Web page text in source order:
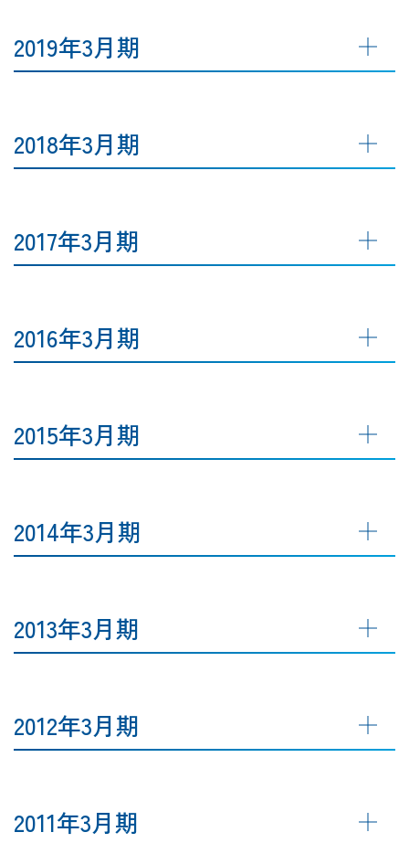
2019年3月期
2018年3月期
2017年3月期
2016年3月期
2015年3月期
2014年3月期
2013年3月期
2012年3月期
2011年3月期